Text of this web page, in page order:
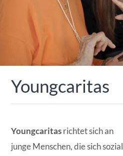
Youngcaritas
Youngcaritasrichtet sich an
junge Menschen, die sich sozial